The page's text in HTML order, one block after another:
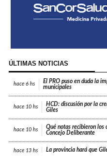
ÚLTIMAS NOTICIAS
hace 6 hs
El PRO puso en duda la
municipales
hace 10 hs
HCD: discusión por la
Giles
hace 10 hs
Qué notas recibieron los
Concejo Deliberante
hace 13 hs La provincia hará que